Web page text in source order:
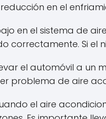
en el
en el sistema de
correctamente. Si el
el automóvil a un
problema de aire
el aire